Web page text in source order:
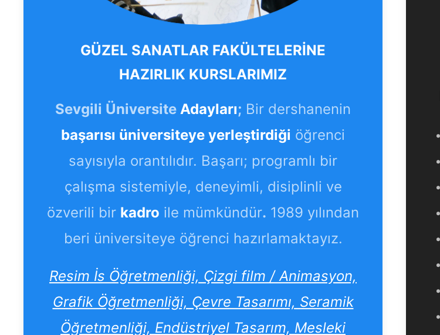
GÜZEL SANATLAR FAKÜLTELERİNE
HAZIRLIK KURSLARIMIZ
Sevgili Üniversite Adayları; Bir dershanenin
başarısı üniversiteye yerleştirdiği öğrenci
sayısıyla orantılıdır. Başarı; programlı bir
çalışma sistemiyle, deneyimli, disiplinli ve
özverili bir kadro ile mümkündür. 1989 yılından
beri üniversiteye öğrenci hazırlamaktayız.
Resim İs Öğretmenliği, Çizgi film / Animasyon,
Grafik Öğretmenliği, Çevre Tasarımı, Seramik
Öğretmenliği, Endüstriyel Tasarım, Mesleki